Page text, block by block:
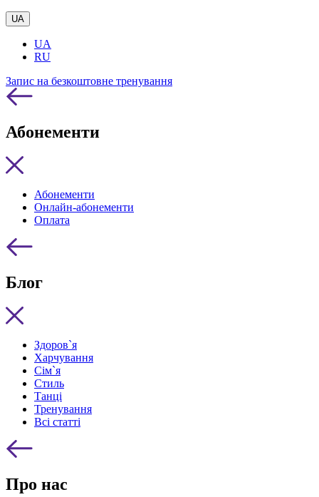
UA
UA
RU
Запис на безкоштовне тренування
Абонементи
Абонементи
Онлайн-абонементи
Оплата
Блог
Здоров`я
Харчування
Сім`я
Стиль
Танці
Тренування
Всі статті
Про нас